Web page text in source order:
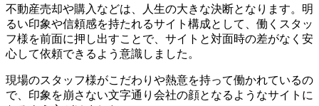
不動産売却や購入などは、人生の大きな決断となります。明
るい印象や信頼感を持たれるサイト構成として、働くスタッ
フ様を前面に押し出すことで、サイトと対面時の差がなく安
心して依頼できるよう意識しました。
現場のスタッフ様がこだわりや熱意を持って働かれているの
で、印象を崩さない文字通り会社の顔となるようなサイトに